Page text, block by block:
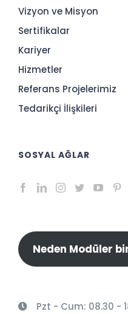
Vizyon ve Misyon
Sertifikalar
Kariyer
Hizmetler
Referans Projelerimiz
Tedarikçi İlişkileri
SOSYAL AĞLAR
Neden Modüler
Pzt - Cum: 08.30 -